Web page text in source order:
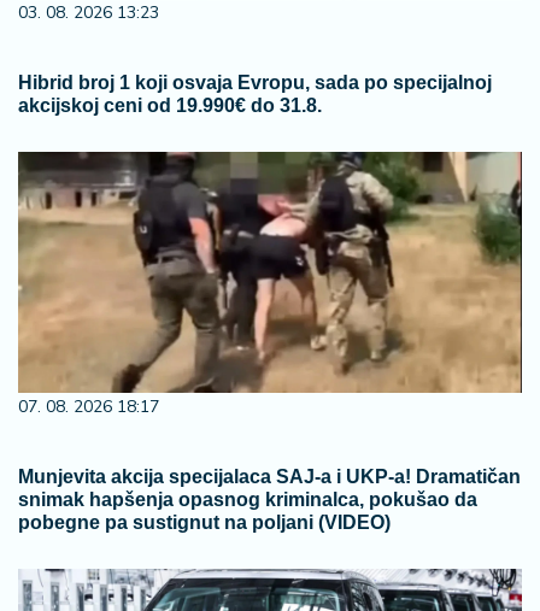
03. 08. 2026 13:23
Hibrid broj 1 koji osvaja Evropu, sada po specijalnoj
akcijskoj ceni od 19.990€ do 31.8.
07. 08. 2026 18:17
Munjevita akcija specijalaca SAJ-a i UKP-a! Dramatičan
snimak hapšenja opasnog kriminalca, pokušao da
pobegne pa sustignut na poljani (VIDEO)